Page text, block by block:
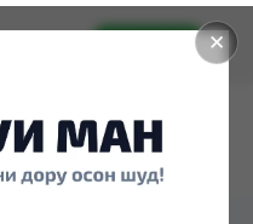
✕
Установить